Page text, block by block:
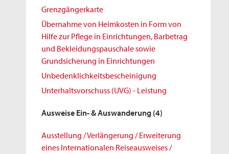
Grenzgängerkarte
Übernahme von Heimkosten in Form von
Hilfe zur Pflege in Einrichtungen, Barbetrag
und Bekleidungspauschale sowie
Grundsicherung in Einrichtungen
Unbedenklichkeitsbescheinigung
Unterhaltsvorschuss (UVG) - Leistung
Ausweise Ein- & Auswanderung (4)
Ausstellung / Verlängerung / Erweiterung
eines Internationalen Reiseausweises /